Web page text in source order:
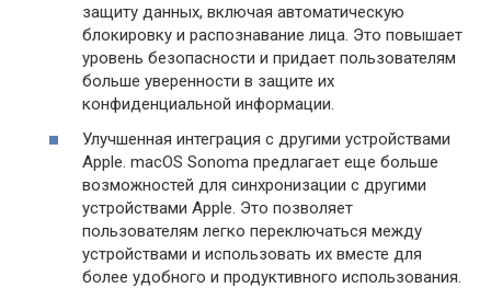
защиту данных, включая автоматическую
блокировку и распознавание лица. Это повышает
уровень безопасности и придает пользователям
больше уверенности в защите их
конфиденциальной информации.
Улучшенная интеграция с другими устройствами
Apple. macOS Sonoma предлагает еще больше
возможностей для синхронизации с другими
устройствами Apple. Это позволяет
пользователям легко переключаться между
устройствами и использовать их вместе для
более удобного и продуктивного использования.